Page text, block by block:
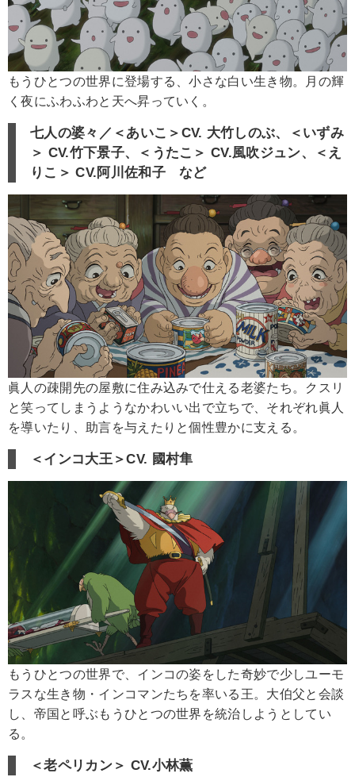
もうひとつの世界に登場する、小さな白い生き物。月の輝
く夜にふわふわと天へ昇っていく。
七人の婆々／＜あいこ＞CV. 大竹しのぶ、＜いずみ
＞ CV.竹下景子、＜うたこ＞ CV.風吹ジュン、＜え
りこ＞ CV.阿川佐和子 など
眞人の疎開先の屋敷に住み込みで仕える老婆たち。クスリ
と笑ってしまうようなかわいい出で立ちで、それぞれ眞人
を導いたり、助言を与えたりと個性豊かに支える。
＜インコ大王＞CV. 國村隼
もうひとつの世界で、インコの姿をした奇妙で少しユーモ
ラスな生き物・インコマンたちを率いる王。大伯父と会談
し、帝国と呼ぶもうひとつの世界を統治しようとしてい
る。
＜老ペリカン＞ CV.小林薫